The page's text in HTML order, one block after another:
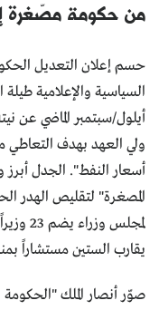
من حكومة مصّغرة
حسم إعلان التعديل
السياسية والإعلامية
أيلول/سبتمبر الماضي عن
ولي العهد بهدف التعاطي
أسعار النفط". الجدل
المصغرة" لتقليص الهدر
يقارب الستين مستشاراً
صوّر أنصار الملك